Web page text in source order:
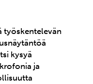
työskentelevän
kysyä
ja